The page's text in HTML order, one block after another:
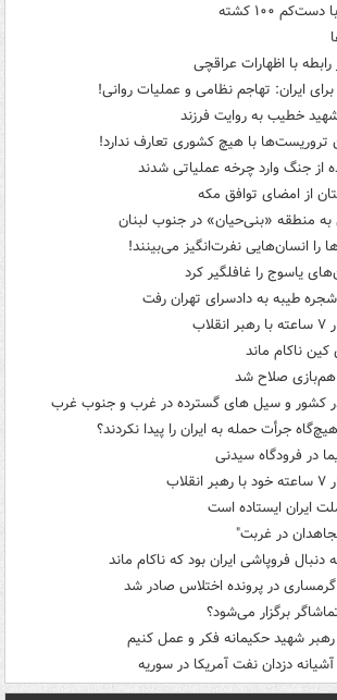
۱۰۰ کشته
با اظهارات عراقچی
ایران: تهاجم نظامی و عملیات روانی!
خطیب به روایت فرزند
تروریست‌ها با هیچ کشوری تعارف ندارد!
از جنگ وارد چرخه عملیاتی شدند
از امضای توافق مکه
به منطقه «بنی‌حیان» در جنوب لبنان
را انسان‌هایی نفرت‌انگیز می‌بینند!
یاسوج را غافلگیر کرد
طیبه به دادسرای تهران رفت
ناکام ماند
هم‌بازی صلاح شد
در کشور و سیل های گسترده در غرب و جنوب غرب
جرأت حمله به ایران را پیدا نکردند؟
در فرودگاه سیدنی
ایران ایستاده است
در غربت"
فروپاشی ایران بود که ناکام ماند
برگزار می‌شود؟
رهبر شهید حکیمانه فکر و عمل کنیم
دزدان نفت آمریکا در سوریه